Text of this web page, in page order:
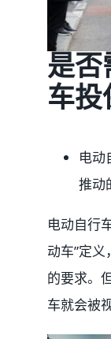
是否
车投
电动
推动
电动自行
动车”定
的要求。
车就会被